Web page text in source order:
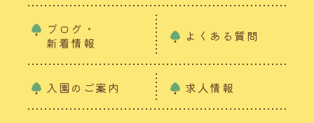
ブログ・
新着情報
よくある質問
入園のご案内 求人情報